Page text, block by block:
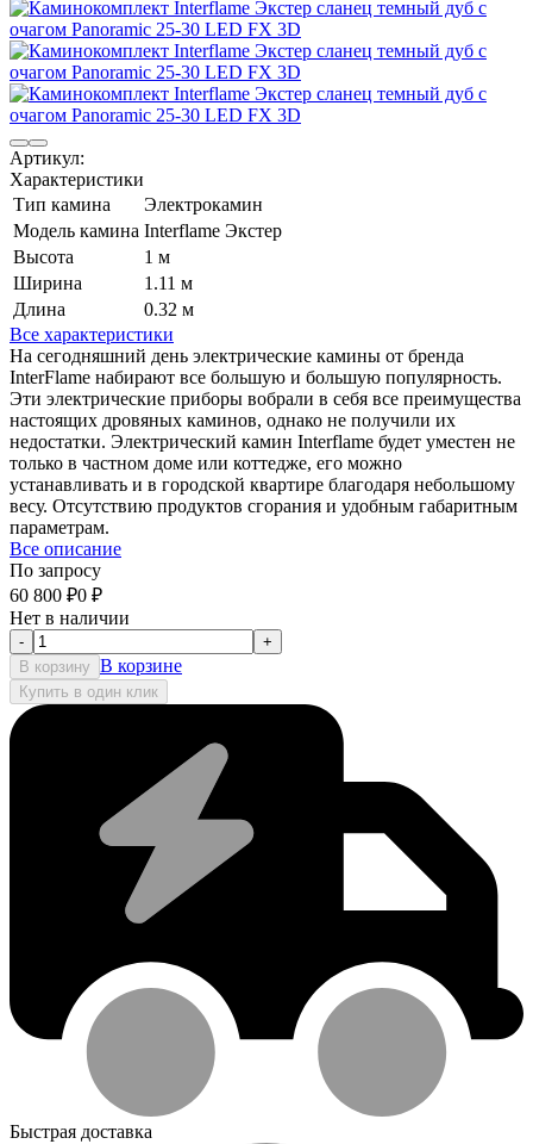
Артикул:
Характеристики
Тип камина
Электрокамин
Модель камина Interflame Экстер
Высота
1 м
Ширина
1.11 м
Длина
0.32 м
Все характеристики
На сегодняшний день электрические камины от бренда
InterFlame набирают все большую и большую популярность.
Эти электрические приборы вобрали в себя все преимущества
настоящих дровяных каминов, однако не получили их
недостатки. Электрический камин Interflame будет уместен не
только в частном доме или коттедже, его можно
устанавливать и в городской квартире благодаря небольшому
весу. Отсутствию продуктов сгорания и удобным габаритным
параметрам.
Все описание
По запросу
60 800 ₽0 ₽
Нет в наличии
-
+
В корзину В корзине
Купить в один клик
Быстрая доставка